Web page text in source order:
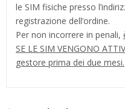
le SIM fisiche presso
registrazione dell’ordine.
Per non incorrere in penali,
SE LE SIM VENGONO
gestore prima dei due mesi.